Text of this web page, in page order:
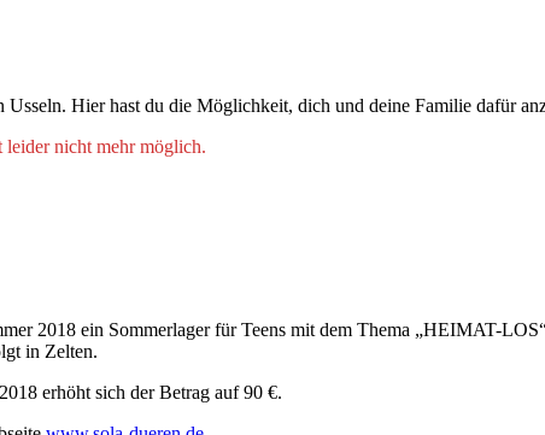
Hier hast du die Möglichkeit, dich und deine Familie dafür
nicht mehr möglich.
2018 ein Sommerlager für Teens mit dem Thema „HEIMAT-
in Zelten.
erhöht sich der Betrag auf 90 €.